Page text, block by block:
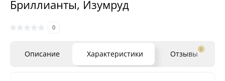
Бриллианты, Изумруд
0
Описание Характеристики Отзывы 0